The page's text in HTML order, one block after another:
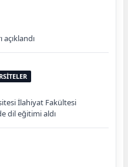
açıklandı
İlahiyat Fakültesi
dil eğitimi aldı